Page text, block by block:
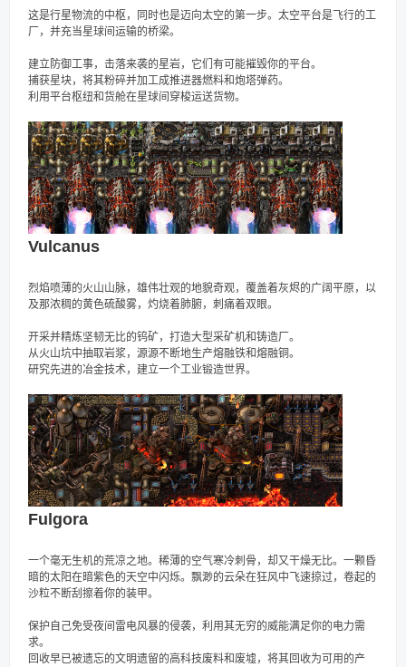
这是行星物流的中枢，同时也是迈向太空的第一步。太空平台是飞行的工
厂，并充当星球间运输的桥梁。
建立防御工事，击落来袭的星岩，它们有可能摧毁你的平台。
捕获星块，将其粉碎并加工成推进器燃料和炮塔弹药。
利用平台枢纽和货舱在星球间穿梭运送货物。
Vulcanus
烈焰喷薄的火山山脉，雄伟壮观的地貌奇观，覆盖着灰烬的广阔平原，以
及那浓稠的黄色硫酸雾，灼烧着肺腑，刺痛着双眼。
开采并精炼坚韧无比的钨矿，打造大型采矿机和铸造厂。
从火山坑中抽取岩浆，源源不断地生产熔融铁和熔融铜。
研究先进的冶金技术，建立一个工业锻造世界。
Fulgora
一个毫无生机的荒凉之地。稀薄的空气寒冷刺骨，却又干燥无比。一颗昏
暗的太阳在暗紫色的天空中闪烁。飘渺的云朵在狂风中飞速掠过，卷起的
沙粒不断刮擦着你的装甲。
保护自己免受夜间雷电风暴的侵袭，利用其无穷的威能满足你的电力需
求。
回收早已被遗忘的文明遗留的高科技废料和废墟，将其回收为可用的产